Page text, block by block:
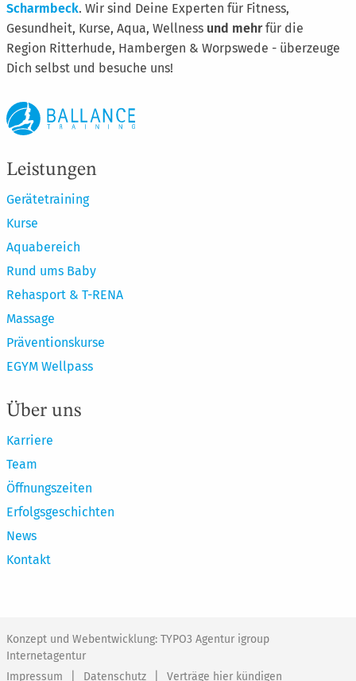
Scharmbeck. Wir sind Deine Experten für Fitness,
Gesundheit, Kurse, Aqua, Wellness und mehrfür die
Region Ritterhude, Hambergen & Worpswede - überzeuge
Dich selbst und besuche uns!
Leistungen
Gerätetraining
Kurse
Aquabereich
Rund ums Baby
Rehasport & T-RENA
Massage
Präventionskurse
EGYM Wellpass
Über uns
Karriere
Team
Öffnungszeiten
Erfolgsgeschichten
News
Kontakt
Konzept und Webentwicklung: TYPO3 Agentur igroup
Internetagentur
Impressum
Datenschutz Verträge hier kündigen